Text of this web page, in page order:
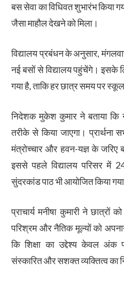
बस सेवा का विधिवत शुभारंभ किया
जैसा माहौल देखने को मिला।
विद्यालय प्रबंधन के अनुसार,
नई बसों से विद्यालय पहुंचेंगे। इसके
गया है, ताकि हर छात्र समय पर
निदेशक मुकेश कुमार ने बताया कि
तरीके से किया जाएगा। प्रार्थना
मंत्रोच्चार और हवन-यज्ञ के जरिए
इससे पहले विद्यालय परिसर में
सुंदरकांड पाठ भी आयोजित किया
प्राचार्य मनीषा कुमारी ने
परिश्रम और नैतिक मूल्यों को
कि शिक्षा का उद्देश्य केवल अंक
संस्कारित और सशक्त व्यक्तित्व का